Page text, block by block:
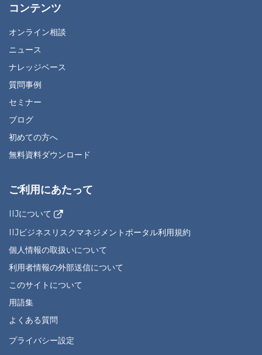
コンテンツ
オンライン相談
ニュース
ナレッジベース
質問事例
セミナー
ブログ
初めての方へ
無料資料ダウンロード
ご利用にあたって
IIJについて
IIJビジネスリスクマネジメントポータル利用規約
個人情報の取扱いについて
利用者情報の外部送信について
このサイトについて
用語集
よくある質問
プライバシー設定